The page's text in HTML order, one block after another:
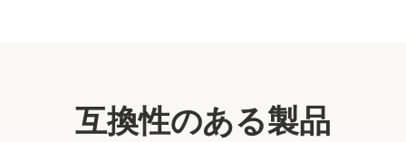
互換性のある製品